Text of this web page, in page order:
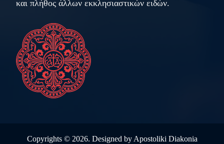
και πλήθος άλλων εκκλησιαστικών ειδών.
Copyrights © 2026. Designed by Apostoliki Diakonia